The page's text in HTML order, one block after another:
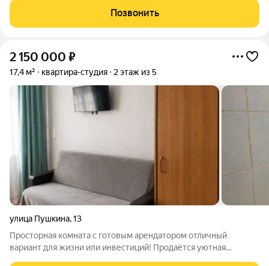
Позвонить
2 150 000 ₽
17,4 м² квартира-студия 2 этаж из 5
улица Пушкина,13
Просторная комната с готовым арендатором отличный
вариант для жизни или инвестиций! Продаётся уютная